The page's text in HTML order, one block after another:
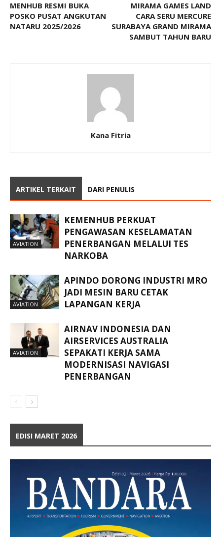
MENHUB RESMI BUKA
POSKO PUSAT ANGKUTAN
NATARU 2025/2026
MIRAMA GAMES LAND
CARA SERU MERCURE
SURABAYA GRAND MIRAMA
SAMBUT TAHUN BARU
Kana Fitria
ARTIKEL TERKAIT DARI PENULIS
AVIATION
KEMENHUB PERKUAT
PENGAWASAN KESELAMATAN
PENERBANGAN MELALUI TES
NARKOBA
AVIATION
APINDO DORONG INDUSTRI MRO
JADI MESIN BARU CETAK
LAPANGAN KERJA
AVIATION
AIRNAV INDONESIA DAN
AIRSERVICES AUSTRALIA
SEPAKATI KERJA SAMA
MODERNISASI NAVIGASI
PENERBANGAN
EDISI MARET 2026